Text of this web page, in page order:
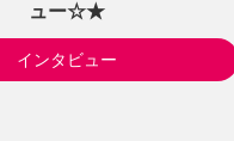
ュー☆★
インタビュー